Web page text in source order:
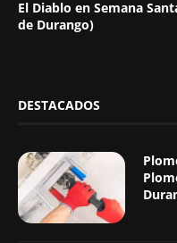
El Diablo en Semana
de Durango)
DESTACADOS